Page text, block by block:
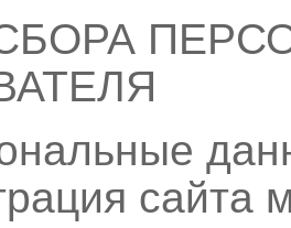
сайта